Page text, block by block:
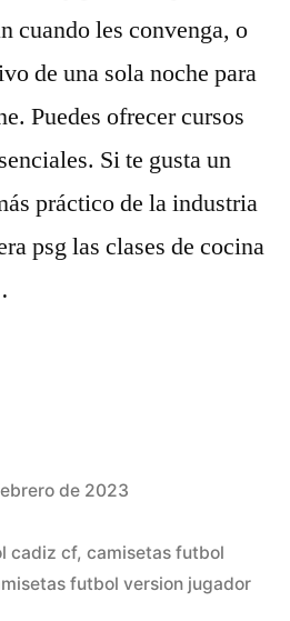
cuando les convenga, o
de una sola noche para
Puedes ofrecer cursos
Si te gusta un
práctico de la industria
psg las clases de cocina
de 2023
cadiz cf, camisetas futbol
futbol version jugador